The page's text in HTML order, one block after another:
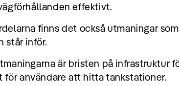
effektivt.
finns det också utmaningar som
står inför.
är bristen på infrastruktur
för användare att hitta tankstationer.